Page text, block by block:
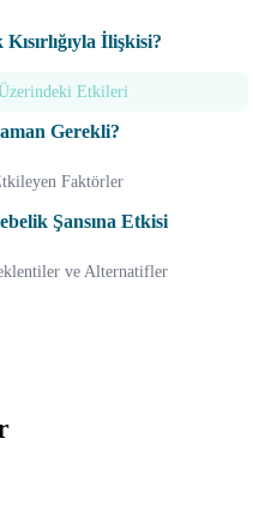
İlişkisi?
Etkileri
Gerekli?
Faktörler
Şansına Etkisi
ve Alternatifler